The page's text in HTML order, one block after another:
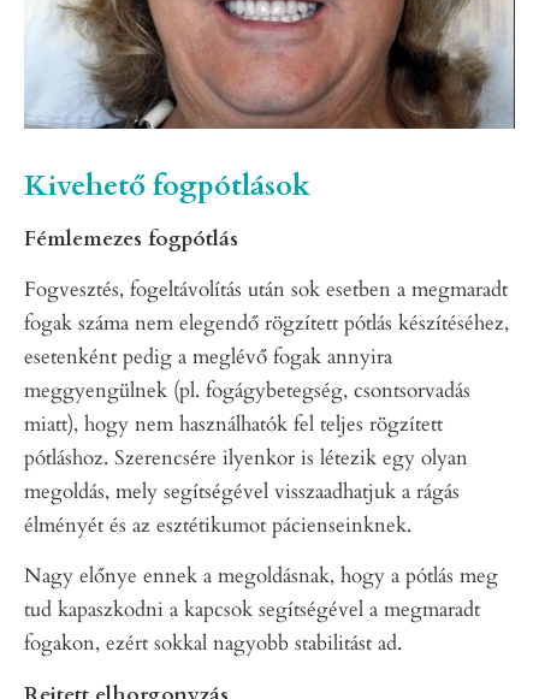
Kivehető fogpótlások
Fémlemezes fogpótlás
Fogvesztés, fogeltávolítás után sok esetben a megmaradt
fogak száma nem elegendő rögzített pótlás készítéséhez,
esetenként pedig a meglévő fogak annyira
meggyengülnek (pl. fogágybetegség, csontsorvadás
miatt), hogy nem használhatók fel teljes rögzített
pótláshoz. Szerencsére ilyenkor is létezik egy olyan
megoldás, mely segítségével visszaadhatjuk a rágás
élményét és az esztétikumot pácienseinknek.
Nagy előnye ennek a megoldásnak, hogy a pótlás meg
tud kapaszkodni a kapcsok segítségével a megmaradt
fogakon, ezért sokkal nagyobb stabilitást ad.